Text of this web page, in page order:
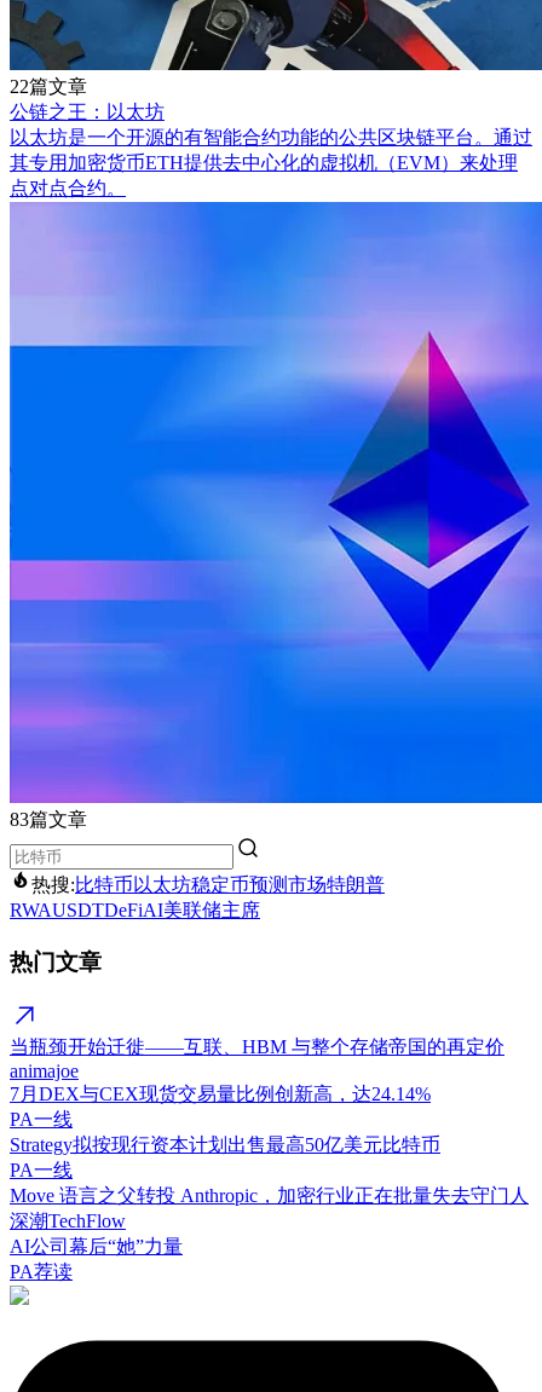
22篇文章
公链之王：以太坊
以太坊是一个开源的有智能合约功能的公共区块链平台。通过
其专用加密货币ETH提供去中心化的虚拟机（EVM）来处理
点对点合约。
83篇文章
热搜:比特币 以太坊稳定币预测市场特朗普
RWAUSDTDeFiAI美联储主席
热门文章
当瓶颈开始迁徙——互联、HBM 与整个存储帝国的再定价
animajoe
7月DEX与CEX现货交易量比例创新高，达24.14%
PA一线
Strategy拟按现行资本计划出售最高50亿美元比特币
PA一线
Move 语言之父转投 Anthropic，加密行业正在批量失去守门人
深潮TechFlow
AI公司幕后“她”力量
PA荐读